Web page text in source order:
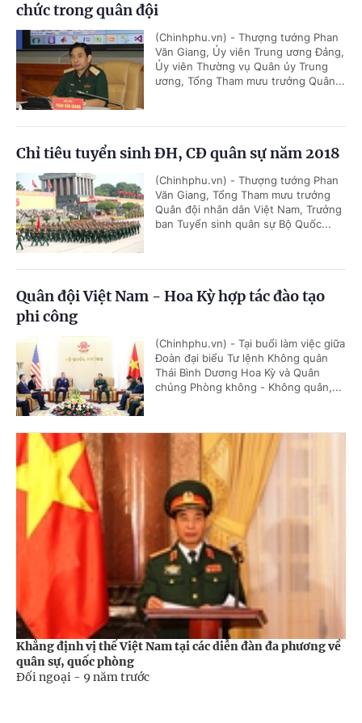
chức trong quân đội
(Chinhphu.vn) - Thượng tướng Phan
Văn Giang, Ủy viên Trung ương Đảng,
Ủy viên Thường vụ Quân ủy Trung
ương, Tổng Tham mưu trưởng Quân...
Chỉ tiêu tuyển sinh ĐH, CĐ quân sự năm 2018
(Chinhphu.vn) - Thượng tướng Phan
Văn Giang, Tổng Tham mưu trưởng
Quân đội nhân dân Việt Nam, Trưởng
ban Tuyển sinh quân sự Bộ Quốc...
Quân đội Việt Nam - Hoa Kỳ hợp tác đào tạo
phi công
(Chinhphu.vn) - Tại buổi làm việc giữa
Đoàn đại biểu Tư lệnh Không quân
Thái Bình Dương Hoa Kỳ và Quân
chủng Phòng không - Không quân,...
Khẳng định vị thế Việt Nam tại các diễn đàn đa phương về
quân sự, quốc phòng
Đối ngoại - 9 năm trước